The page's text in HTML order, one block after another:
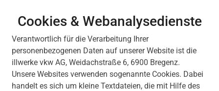
Cookies & Webanalysedienste
Verantwortlich für die Verarbeitung Ihrer
personenbezogenen Daten auf unserer Website ist die
illwerke vkw AG, Weidachstraße 6, 6900 Bregenz.
Unsere Websites verwenden sogenannte Cookies. Dabei
handelt es sich um kleine Textdateien, die mit Hilfe des